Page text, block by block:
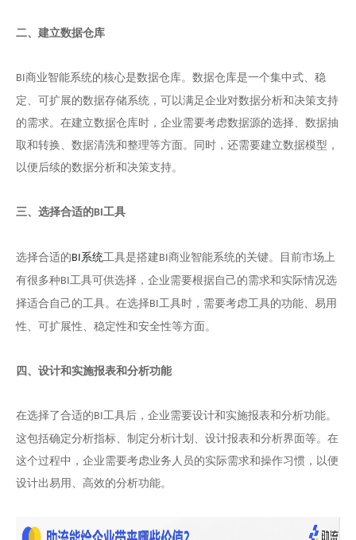
二、建立数据仓库
BI商业智能系统的核心是数据仓库。数据仓库是一个集中式、稳
定、可扩展的数据存储系统，可以满足企业对数据分析和决策支持
的需求。在建立数据仓库时，企业需要考虑数据源的选择、数据抽
取和转换、数据清洗和整理等方面。同时，还需要建立数据模型，
以便后续的数据分析和决策支持。
三、选择合适的BI工具
选择合适的BI系统工具是搭建BI商业智能系统的关键。目前市场上
有很多种BI工具可供选择，企业需要根据自己的需求和实际情况选
择适合自己的工具。在选择BI工具时，需要考虑工具的功能、易用
性、可扩展性、稳定性和安全性等方面。
四、设计和实施报表和分析功能
在选择了合适的BI工具后，企业需要设计和实施报表和分析功能。
这包括确定分析指标、制定分析计划、设计报表和分析界面等。在
这个过程中，企业需要考虑业务人员的实际需求和操作习惯，以便
设计出易用、高效的分析功能。